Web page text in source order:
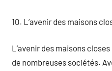
10. L’avenir des maisons
L’avenir des maisons
de nombreuses sociétés.